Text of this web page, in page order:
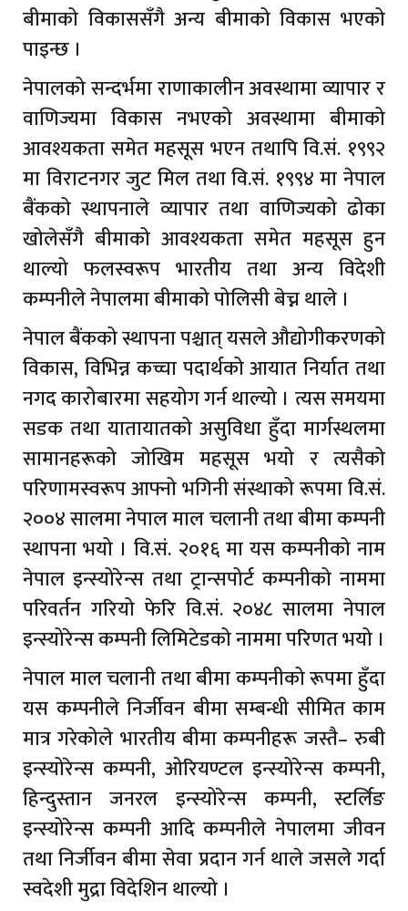
बीमाको विकाससँगै अन्य बीमाको विकास भएको
पाइन्छ ।
नेपालको सन्दर्भमा राणाकालीन अवस्थामा व्यापार र
वाणिज्यमा विकास नभएको अवस्थामा बीमाको
आवश्यकता समेत महसूस भएन तथापि वि.सं. १९९२
मा विराटनगर जुट मिल तथा वि.सं. १९९४ मा नेपाल
बैंकको स्थापनाले व्यापार तथा वाणिज्यको ढोका
खोलेसँगै बीमाको आवश्यकता समेत महसूस हुन
थाल्यो फलस्वरूप भारतीय तथा अन्य विदेशी
कम्पनीले नेपालमा बीमाको पोलिसी बेच्न थाले ।
नेपाल बैंकको स्थापना पश्चात् यसले औद्योगीकरणको
विकास, विभिन्न कच्चा पदार्थको आयात निर्यात तथा
नगद कारोबारमा सहयोग गर्न थाल्यो । त्यस समयमा
सडक तथा यातायातको असुविधा हुँदा मार्गस्थलमा
सामानहरूको जोखिम महसूस भयो र त्यसैको
परिणामस्वरूप आफ्नो भगिनी संस्थाको रूपमा वि.सं.
२००४ सालमा नेपाल माल चलानी तथा बीमा कम्पनी
स्थापना भयो । वि.सं. २०१६ मा यस कम्पनीको नाम
नेपाल इन्स्योरेन्स तथा ट्रान्सपोर्ट कम्पनीको नाममा
परिवर्तन गरियो फेरि वि.सं. २०४८ सालमा नेपाल
इन्स्योरेन्स कम्पनी लिमिटेडको नाममा परिणत भयो ।
नेपाल माल चलानी तथा बीमा कम्पनीको रूपमा हुँदा
यस कम्पनीले निर्जीवन बीमा सम्बन्धी सीमित काम
मात्र गरेकोले भारतीय बीमा कम्पनीहरू जस्तै– रुबी
इन्स्योरेन्स कम्पनी, ओरियण्टल इन्स्योरेन्स कम्पनी,
हिन्दुस्तान जनरल इन्स्योरेन्स कम्पनी, स्टर्लिङ
इन्स्योरेन्स कम्पनी आदि कम्पनीले नेपालमा जीवन
तथा निर्जीवन बीमा सेवा प्रदान गर्न थाले जसले गर्दा
स्वदेशी मुद्रा विदेशिन थाल्यो ।